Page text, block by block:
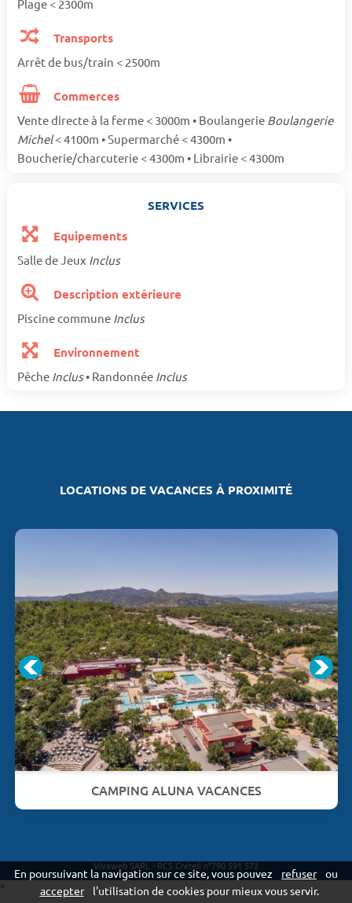
Plage < 2300m
Transports
Arrêt de bus/train < 2500m
Commerces
Vente directe à la ferme < 3000m • Boulangerie Boulangerie
Michel< 4100m • Supermarché < 4300m •
Boucherie/charcuterie < 4300m • Librairie < 4300m
SERVICES
Equipements
Salle de Jeux Inclus
Description extérieure
Piscine commune Inclus
Environnement
Pêche Inclus• Randonnée Inclus
LOCATIONS DE VACANCES À PROXIMITÉ
CAMPING ALUNA VACANCES
Vivaweb SARL - RCS Créteil n°790 591 572
En poursuivant la navigation sur ce site, vous pouvez refuser
ou
accepter
l'utilisation de cookies pour mieux vous servir.
"